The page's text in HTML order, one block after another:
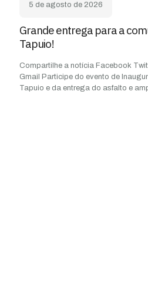
5 de agosto de 2026
Grande entrega para a
Tapuio!
Compartilhe a notícia Facebook
Gmail Participe do evento de
Tapuio e da entrega do asfalto e